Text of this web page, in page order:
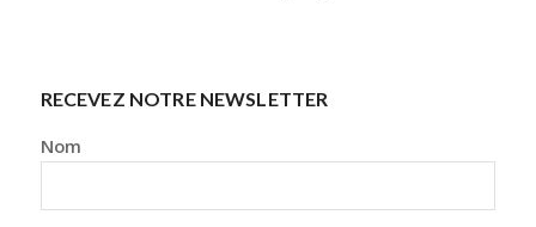
RECEVEZ NOTRE NEWSLETTER
Nom